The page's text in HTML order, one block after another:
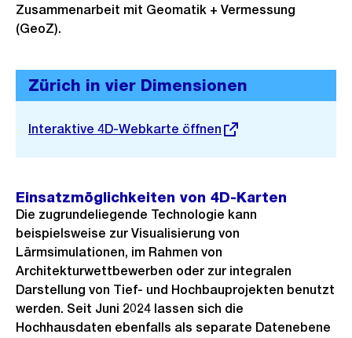
Zusammenarbeit mit Geomatik + Vermessung
(GeoZ).
Zürich in vier Dimensionen
Externer
Interaktive 4D-Webkarte öffnen
Einsatzmöglichkeiten von 4D-Karten
Die zugrundeliegende Technologie kann
beispielsweise zur Visualisierung von
Lärmsimulationen, im Rahmen von
Architekturwettbewerben oder zur integralen
Darstellung von Tief- und Hochbauprojekten benutzt
werden. Seit Juni 2024 lassen sich die
Hochhausdaten ebenfalls als separate Datenebene